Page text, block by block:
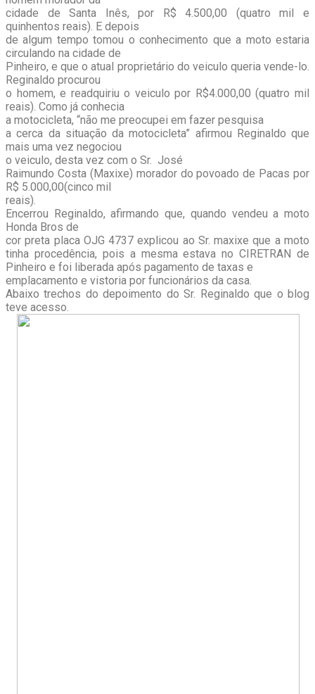
cidade de Santa Inês, por R$ 4.500,00 (quatro mil e
quinhentos reais). E depois
de algum tempo tomou o conhecimento que a moto estaria
circulando na cidade de
Pinheiro, e que o atual proprietário do veiculo queria vende-lo.
Reginaldo procurou
o homem, e readquiriu o veiculo por R$4.000,00 (quatro mil
reais). Como já conhecia
a motocicleta, “não me preocupei em fazer pesquisa
a cerca da situação da motocicleta” afirmou Reginaldo que
mais uma vez negociou
o veiculo, desta vez com o Sr. José
Raimundo Costa (Maxixe) morador do povoado de Pacas por
R$ 5.000,00(cinco mil
reais).
Encerrou Reginaldo, afirmando que, quando vendeu a moto
Honda Bros de
cor preta placa OJG 4737 explicou ao Sr. maxixe que a moto
tinha procedência, pois a mesma estava no CIRETRAN de
Pinheiro e foi liberada após pagamento de taxas e
emplacamento e vistoria por funcionários da casa.
Abaixo trechos do depoimento do Sr. Reginaldo que o blog
teve acesso.